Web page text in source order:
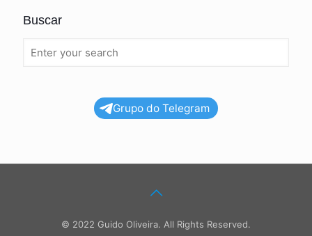
Buscar
Grupo do Telegram
© 2022 Guido Oliveira. All Rights Reserved.